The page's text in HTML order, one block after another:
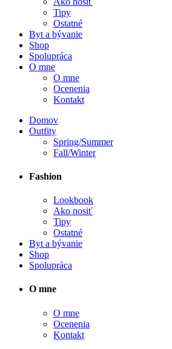
Tipy
Ostatné
Byt a bývanie
Shop
Spolupráca
O mne
O mne
Ocenenia
Kontakt
Domov
Outfity
Spring/Summer
Fall/Winter
Fashion
Lookbook
Ako nosiť
Tipy
Ostatné
Byt a bývanie
Shop
Spolupráca
O mne
O mne
Ocenenia
Kontakt